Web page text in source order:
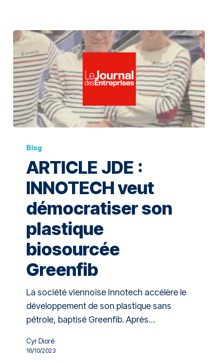
Blog
ARTICLE JDE :
INNOTECH veut
démocratiser son
plastique
biosourcée
Greenfib
La société viennoise Innotech accélère le
développement de son plastique sans
pétrole, baptisé Greenfib. Après…
Cyr Dioré
16/10/2023